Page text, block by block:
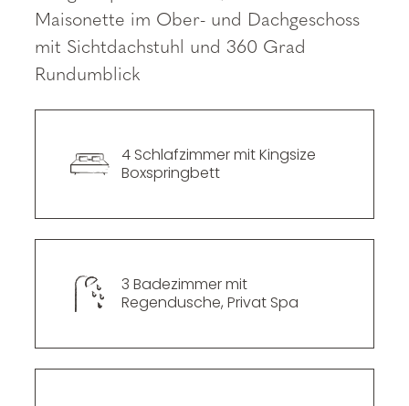
----
Maisonette im Ober- und Dachgeschoss
mit Sichtdachstuhl und 360 Grad
Rundumblick
4 Schlafzimmer mit Kingsize
Boxspringbett
3 Badezimmer mit
Regendusche, Privat Spa